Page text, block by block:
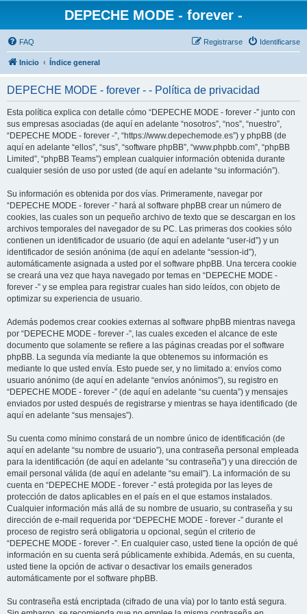
DEPECHE MODE - forever -
FAQ Identificarse
Registrarse
Inicio Índice general
DEPECHE MODE - forever - - Política de privacidad
Esta política explica con detalle cómo “DEPECHE MODE - forever -” junto con
sus empresas asociadas (de aquí en adelante “nosotros”, “nos”, “nuestro”,
“DEPECHE MODE - forever -”, “https://www.depechemode.es”) y phpBB (de
aquí en adelante “ellos”, “sus”, “software phpBB”, “www.phpbb.com”, “phpBB
Limited”, “phpBB Teams”) emplean cualquier información obtenida durante
cualquier sesión de uso por usted (de aquí en adelante “su información”).
Su información es obtenida por dos vías. Primeramente, navegar por
“DEPECHE MODE - forever -” hará al software phpBB crear un número de
cookies, las cuales son un pequeño archivo de texto que se descargan en los
archivos temporales del navegador de su PC. Las primeras dos cookies sólo
contienen un identificador de usuario (de aquí en adelante “user-id”) y un
identificador de sesión anónima (de aquí en adelante “session-id”),
automáticamente asignada a usted por el software phpBB. Una tercera cookie
se creará una vez que haya navegado por temas en “DEPECHE MODE -
forever -” y se emplea para registrar cuales han sido leídos, con objeto de
optimizar su experiencia de usuario.
Además podemos crear cookies externas al software phpBB mientras navega
por “DEPECHE MODE - forever -”, las cuales exceden el alcance de este
documento que solamente se refiere a las páginas creadas por el software
phpBB. La segunda vía mediante la que obtenemos su información es
mediante lo que usted envía. Esto puede ser, y no limitado a: envíos como
usuario anónimo (de aquí en adelante “envíos anónimos”), su registro en
“DEPECHE MODE - forever -” (de aquí en adelante “su cuenta”) y mensajes
enviados por usted después de registrarse y mientras se haya identificado (de
aquí en adelante “sus mensajes”).
Su cuenta como mínimo constará de un nombre único de identificación (de
aquí en adelante “su nombre de usuario”), una contraseña personal empleada
para la identificación (de aquí en adelante “su contraseña”) y una dirección de
email personal válida (de aquí en adelante “su email”). La información de su
cuenta en “DEPECHE MODE - forever -” está protegida por las leyes de
protección de datos aplicables en el país en el que estamos instalados.
Cualquier información más allá de su nombre de usuario, su contraseña y su
dirección de e-mail requerida por “DEPECHE MODE - forever -” durante el
proceso de registro será obligatoria u opcional, según el criterio de
“DEPECHE MODE - forever -”. En cualquier caso, usted tiene la opción de qué
información en su cuenta será públicamente exhibida. Además, en su cuenta,
usted tiene la opción de activar o desactivar los emails generados
automáticamente por el software phpBB.
Su contraseña está encriptada (cifrado de una vía) por lo tanto está segura.